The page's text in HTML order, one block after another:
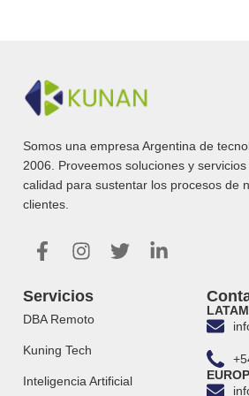
Somos una empresa Argentina de
2006. Proveemos soluciones y
calidad para sustentar los procesos de
clientes.
Servicios
DBA Remoto
Kuning Tech
Inteligencia Artificial
LATAM